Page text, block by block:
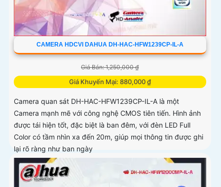
CAMERA HDCVI DAHUA DH-HAC-HFW1239CP-IL-A
Giá Bán: 1,250,000 ₫
Giá Khuyến Mại: 880,000 ₫
Camera quan sát DH-HAC-HFW1239CP-IL-A là một
Camera mạnh mẽ với công nghệ CMOS tiên tiến. Hình ảnh
được tái hiện tốt, đặc biệt là ban đêm, với đèn LED Full
Color có tầm nhìn xa đến 20m, giúp mọi thông tin được ghi
lại rõ ràng như ban ngày